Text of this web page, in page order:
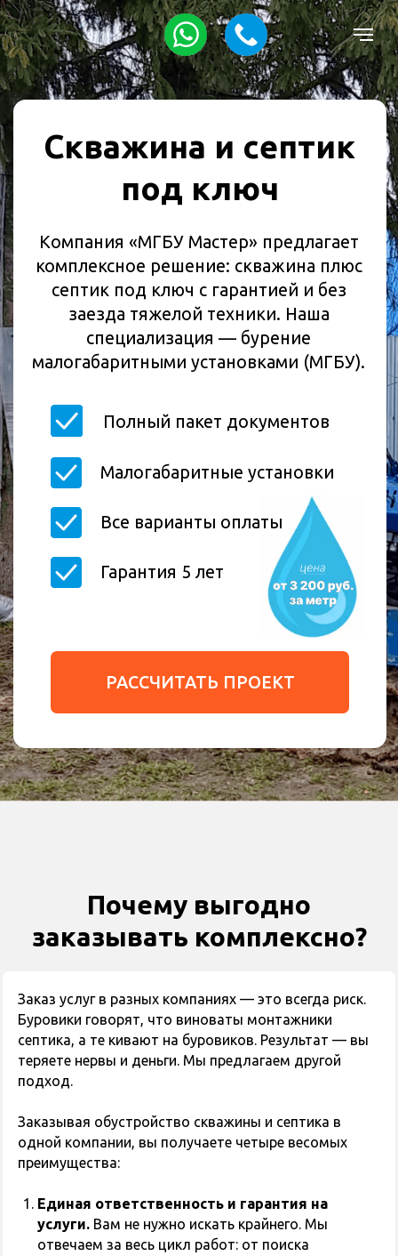
Гарантия 5 лет
Малогабаритные установки
Полный пакет документов
комплексное решение: скважина плюс
септик под ключ с гарантией и без
специализация — бурение
Скважина и септик
под ключ
РАССЧИТАТЬ ПРОЕКТ
Все варианты оплаты
Почему выгодно
заказывать комплексно?
Заказ услуг в разных компаниях — это всегда риск.
Буровики говорят, что виноваты монтажники
септика, а те кивают на буровиков. Результат — вы
теряете нервы и деньги. Мы предлагаем другой
подход.
Заказывая обустройство скважины и септика в
одной компании, вы получаете четыре весомых
преимущества:
Единая ответственность и гарантия на
услуги. Вам не нужно искать крайнего. Мы
отвечаем за весь цикл работ: от поиска